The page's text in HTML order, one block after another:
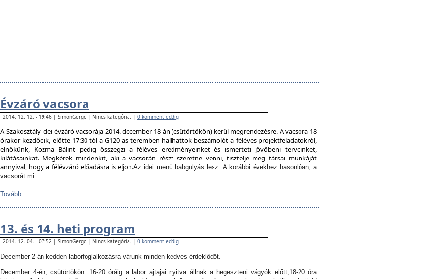
Évzáró vacsora
2014. 12. 12. - 19:46 | SimonGergo | Nincs kategória. | 0 komment eddig
A Szakosztály idei évzáró vacsorája 2014. december 18-án (csütörtökön) kerül megrendezésre. A vacsora 18
órakor kezdődik, előtte 17:30-tól a G120-as teremben hallhattok beszámolót a féléves projektfeladatokról,
elnökünk, Kozma Bálint pedig összegzi a féléves eredményeinket és ismerteti jövőbeni terveinket,
kilátásainkat. Megkérek mindenkit, aki a vacsorán részt szeretne venni, tisztelje meg társai munkáját
annyival, hogy a félévzáró előadásra is eljön.Az idei menü babgulyás lesz.A korábbi évekhez hasonlóan, a
vacsorát mi
...
Tovább
13. és 14. heti program
2014. 12. 04. - 07:52 | SimonGergo | Nincs kategória. | 0 komment eddig
December 2-án kedden laborfoglalkozásra várunk minden kedves érdeklődőt.
December 4-én, csütörtökön: 16-20 óráig a labor ajtajai nyitva állnak a hegeszteni vágyók előtt,18-20 óra